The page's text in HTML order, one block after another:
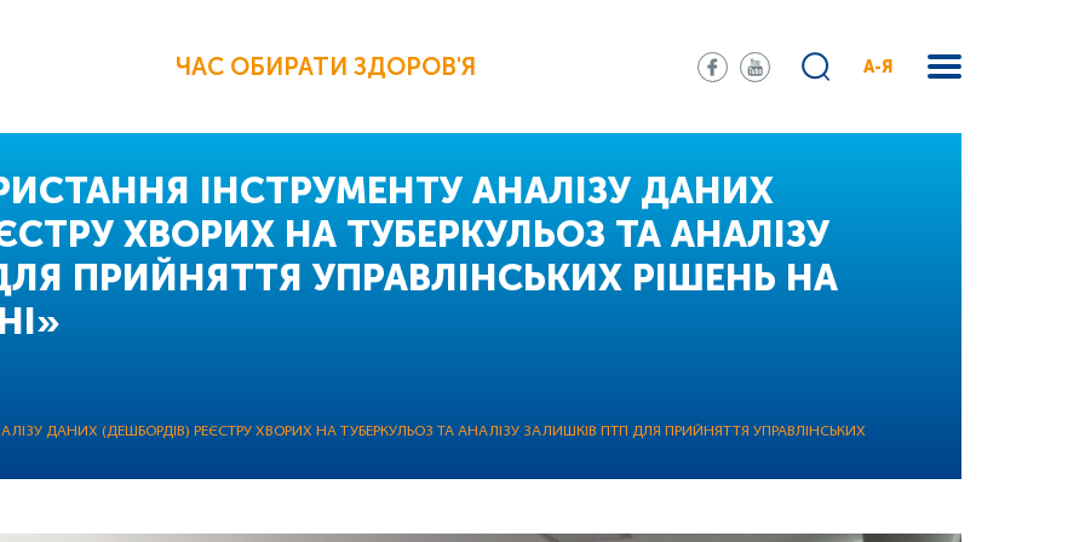
ЧАС ОБИРАТИ ЗДОРОВ'Я А-Я
ІНСТРУМЕНТУ АНАЛІЗУ ДАНИХ
ХВОРИХ НА ТУБЕРКУЛЬОЗ ТА АНАЛІЗУ
ПРИЙНЯТТЯ УПРАВЛІНСЬКИХ РІШЕНЬ НА
ДАНИХ (ДЕШБОРДІВ) РЕЄСТРУ ХВОРИХ НА ТУБЕРКУЛЬОЗ ТА АНАЛІЗУ ЗАЛИШКІВ ПТП ДЛЯ ПРИЙНЯТТЯ УПРАВЛІНСЬКИХ